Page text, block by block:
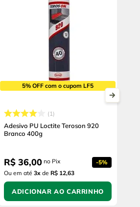
5% OFF com o cupom LF5
1
Adesivo PU Loctite Teroson 920
Branco 400g
R$ 36,00 no Pix -5%
Ou em até 3x de R$ 12,63
ADICIONAR AO CARRINHO